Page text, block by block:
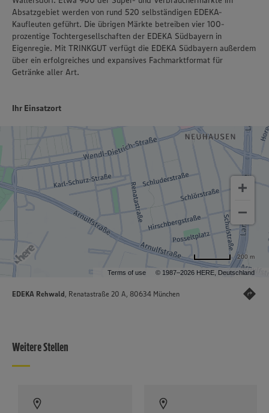
Policy unter den Stichworten „YouTube” und „Vimeo”.
Absatzgebiet werden von rund 520 selbständigen EDEKA-
Kaufleuten geführt. Die übrigen Märkte betreiben vier 100-
prozentige Tochtergesellschaften der EDEKA Südbayern in
Eigenregie. Mit TRINKGUT verfügt die EDEKA Südbayern außerdem
über ein erfolgreiches und expansives Fachmarktformat für
Getränke aller Art.
Ihr Einsatzort
Terms of use © 1987–2026 HERE, Deutschland
200 m
EDEKA Rehwald , Renatastraße 20 A, 80634 München
Weitere Stellen